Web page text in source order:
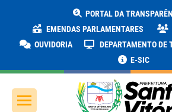
PORTAL DA
EMENDAS PARLAMENTARES
OUVIDORIA
DEPARTAMENTO DE
E-SIC